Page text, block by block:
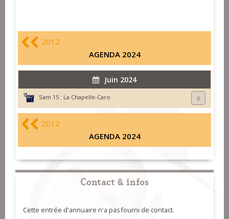
2012
AGENDA 2024
Juin 2024
Sam 15 : La Chapelle-Caro
2012
AGENDA 2024
Contact & infos
Cette entrée d'annuaire n'a pas fourni de contact.